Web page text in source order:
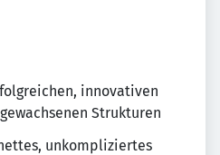
innovativen
Strukturen
unkompliziertes